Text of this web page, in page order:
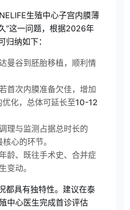
生殖中心子宫内膜薄
”这一问题，根据2026年
归纳如下：
曼谷到胚胎移植，顺利情
首次内膜准备欠佳，增加
化，总体可延长至10-12
理与监测占据总时长的
心的环节。
龄、既往手术史、合并症
变动。
都具有独特性。建议在泰
中心医生完成首诊评估